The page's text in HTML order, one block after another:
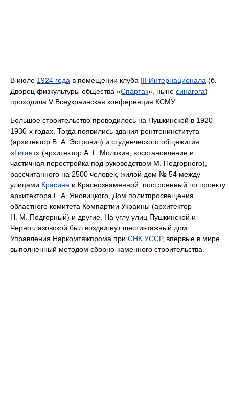
В июле 1924 года в помещении клуба III Интернационала (б.
Дворец физкультуры общества «Спартак», ныне синагога)
проходила V Всеукраинская конференция КСМУ.
Большое строительство проводилось на Пушкинской в 1920—
1930-х годах. Тогда появились здания рентгенинститута
(архитектор В. А. Эстрович) и студенческого общежития
«Гигант» (архитектор А. Г. Молокин, восстановление и
частичная перестройка под руководством М. Подгорного),
рассчитанного на 2500 человек, жилой дом № 54 между
улицами Красина и Краснознаменной, построенный по проекту
архитектора Г. А. Яновицкого, Дом политпросвещения
областного комитета Компартии Украины (архитектор
Н. М. Подгорный) и другие. На углу улиц Пушкинской и
Черноглазовской был воздвигнут шестиэтажный дом
Управления Наркомтяжпрома при СНК УССР, впервые в мире
выполненный методом сборно-каменного строительства.